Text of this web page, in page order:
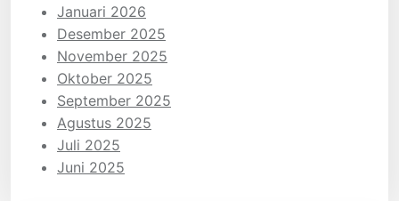
Januari 2026
Desember 2025
November 2025
Oktober 2025
September 2025
Agustus 2025
Juli 2025
Juni 2025